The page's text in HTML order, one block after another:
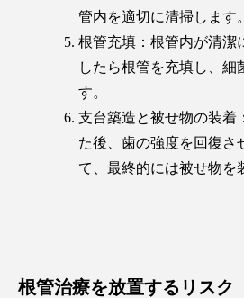
管内を適切に清掃します。
根管充填：根管内が清潔
したら根管を充填し、細
す。
支台築造と被せ物の装着
た後、歯の強度を回復さ
て、最終的には被せ物を
根管治療を放置するリスク